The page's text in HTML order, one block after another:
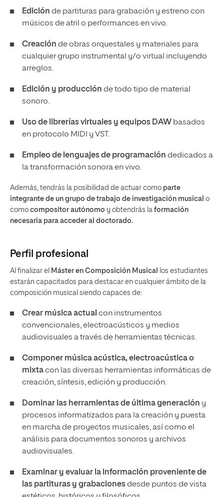
Edición de partituras para grabación y estreno con
músicos de atril o performances en vivo.
Creación de obras orquestales y materiales para
cualquier grupo instrumental y/o virtual incluyendo
arreglos.
Edición y producción de todo tipo de material
sonoro.
Uso de librerías virtuales y equipos DAW basados
en protocolo MIDI y VST.
Empleo de lenguajes de programación dedicados a
la transformación sonora en vivo.
Además, tendrás la posibilidad de actuar como parte
integrante de un grupo de trabajo de investigación musical o
como compositor autónomo y obtendrás la formación
necesaria para acceder al doctorado.
Perfil profesional
Al finalizar el Máster en Composición Musical
los estudiantes
estarán capacitados para destacar en cualquier ámbito de la
composición musical siendo capaces de:
Crear música actual con instrumentos
convencionales, electroacústicos y medios
audiovisuales a través de herramientas técnicas.
Componer músicaacústica, electroacústica o
mixtacon las diversas herramientas informáticas de
creación, síntesis, edición y producción.
Dominar las herramientas de última generación y
procesos informatizados para la creación y puesta
en marcha de proyectos musicales, así como el
análisis para documentos sonoros y archivos
audiovisuales.
Examinar y evaluar la información proveniente de
las partituras y grabacionesdesde puntos de vista